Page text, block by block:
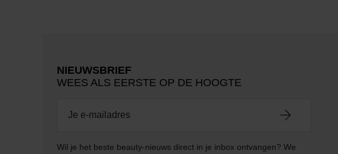
NIEUWSBRIEF
WEES ALS EERSTE OP DE HOOGTE
Wil je het beste beauty-nieuws direct in je inbox ontvangen? We